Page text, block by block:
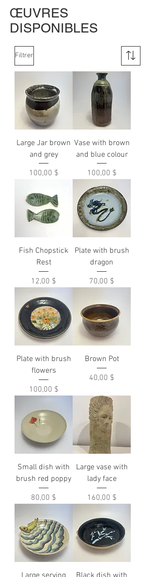
ŒUVRES
DISPONIBLES
Filtrer
Large Jar brown
and grey
Prix
100,00 $
Vase with brown
and blue colour
Prix
100,00 $
Fish Chopstick
Rest
Prix
12,00 $
Plate with brush
dragon
Prix
70,00 $
Plate with brush
flowers
Prix
100,00 $
Brown Pot
Prix
40,00 $
Small dish with
brush red poppy
Prix
80,00 $
Large vase with
lady face
Prix
160,00 $